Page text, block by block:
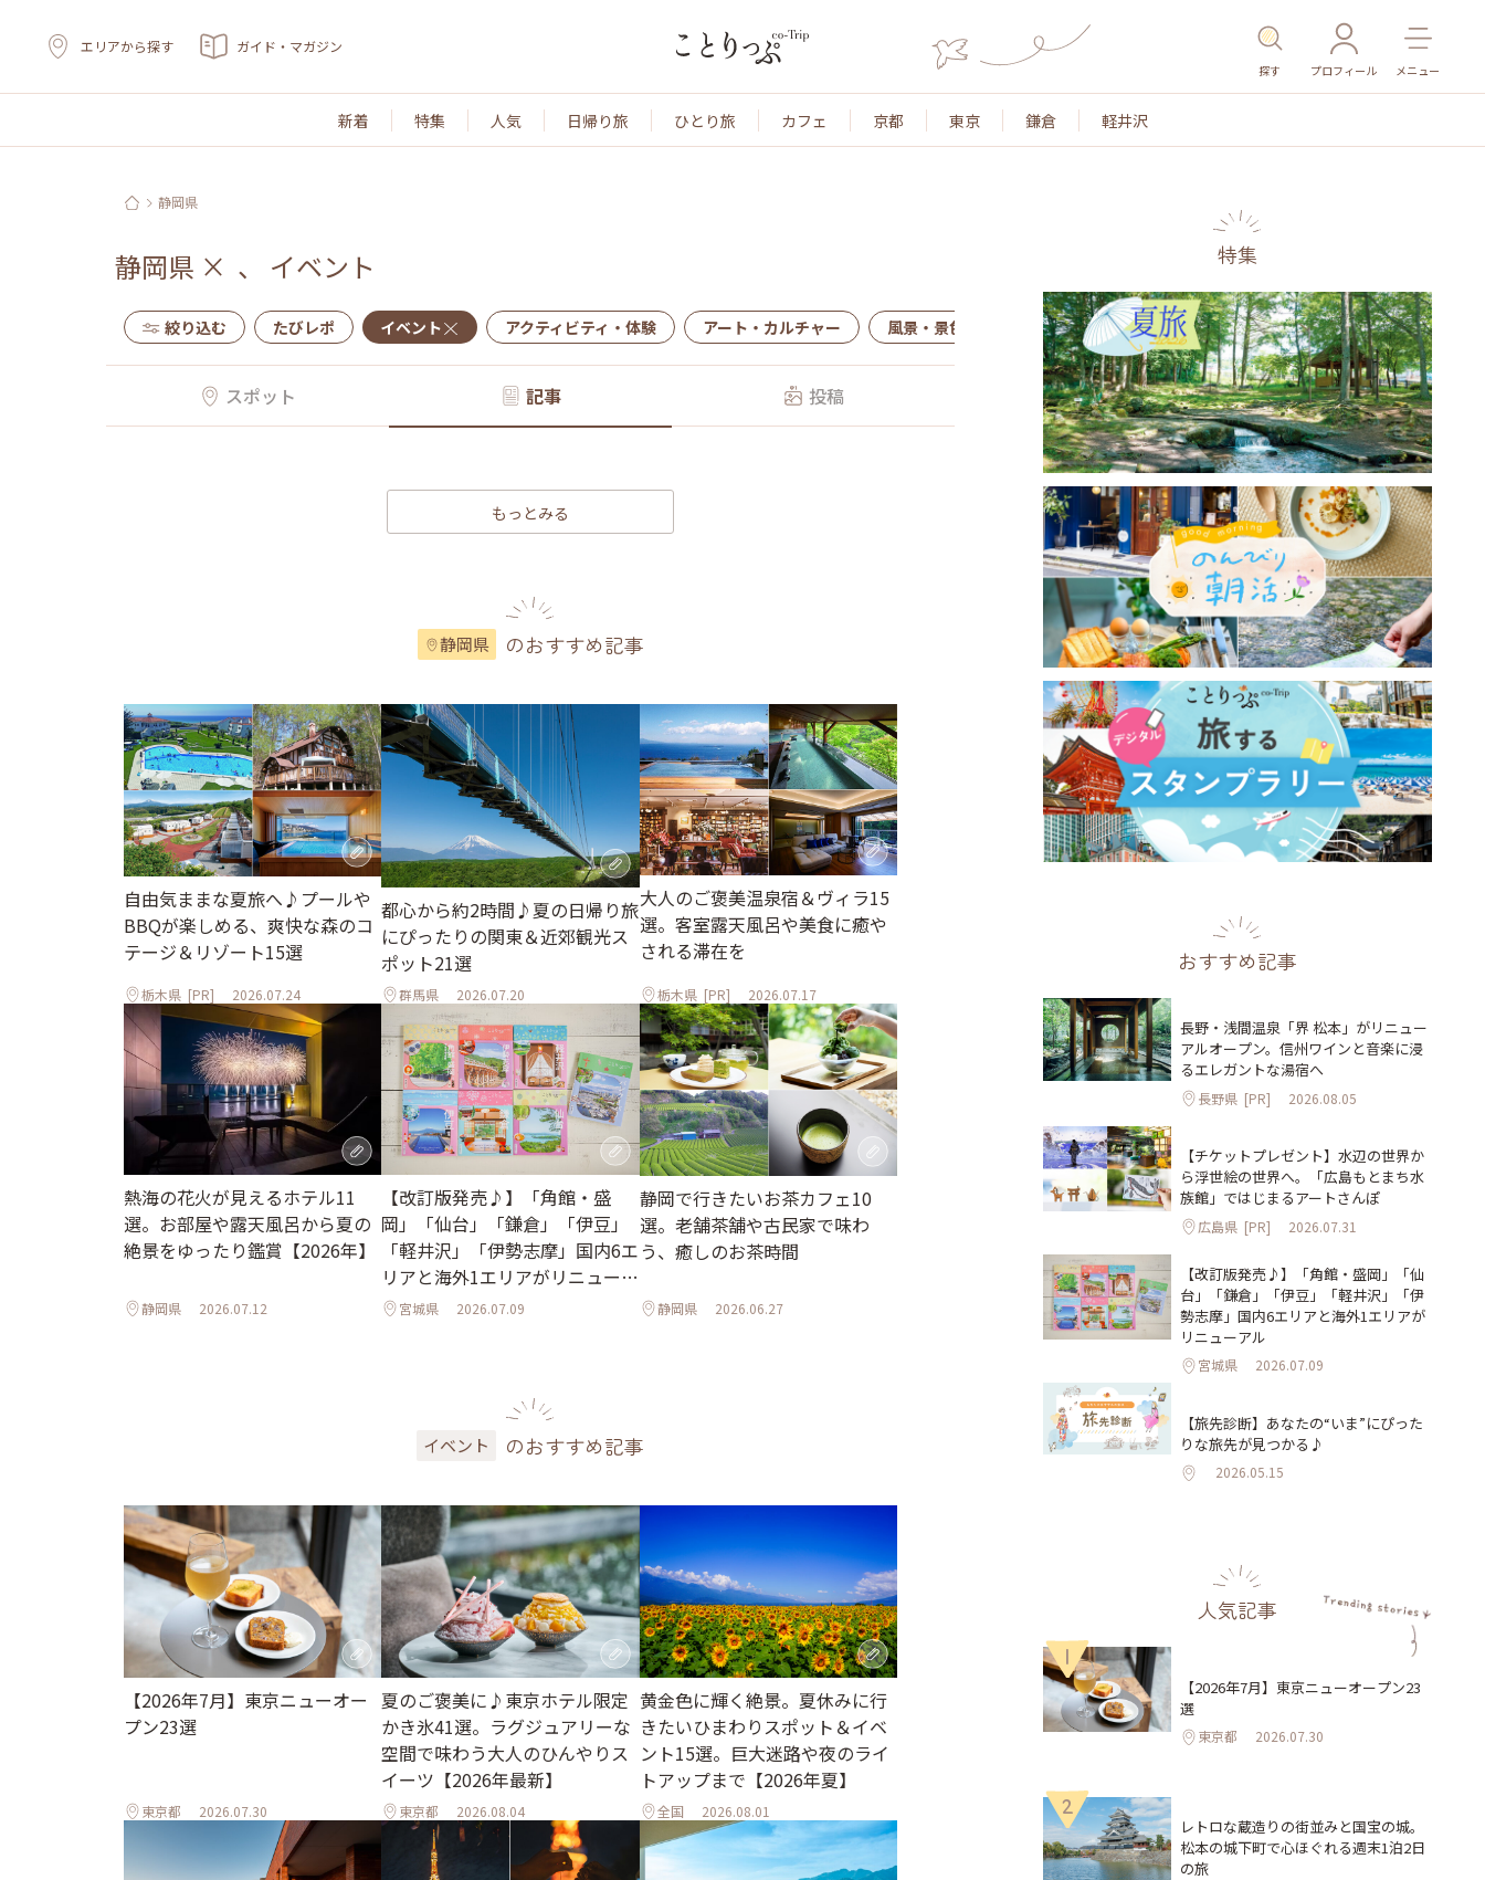
エリアから探す ガイド・マガジン
探す プロフィール メニュー
新着 特集 人気 日帰り旅 ひとり旅 カフェ 京都 東京 鎌倉 軽井沢
静岡県
静岡県 × 、 イベント
絞り込む たびレポ イベント アクティビティ・体験 アート・カルチャー 風景・景色 名所・旧跡 温泉・スパ その他施設 ごはん
スポット 記事 投稿
もっとみる
静岡県 のおすすめ記事
自由気ままな夏旅へ♪プールや
BBQが楽しめる、爽快な森のコ
テージ＆リゾート15選
栃木県 [PR] 2026.07.24
都心から約2時間♪夏の日帰り旅
にぴったりの関東＆近郊観光ス
ポット21選
群馬県 2026.07.20
大人のご褒美温泉宿＆ヴィラ15
選。客室露天風呂や美食に癒や
される滞在を
栃木県[PR] 2026.07.17
熱海の花火が見えるホテル11
選。お部屋や露天風呂から夏の
絶景をゆったり鑑賞【2026年】
静岡県 2026.07.12
【改訂版発売♪】「角館・盛
岡」「仙台」「鎌倉」「伊豆」
「軽井沢」「伊勢志摩」国内6エ
リアと海外1エリアがリニューア
ル宮城県 2026.07.09
静岡で行きたいお茶カフェ10
選。老舗茶舗や古民家で味わ
う、癒しのお茶時間
静岡県 2026.06.27
イベント のおすすめ記事
【2026年7月】東京ニューオー
プン23選
東京都 2026.07.30
夏のご褒美に♪東京ホテル限定
かき氷41選。ラグジュアリーな
空間で味わう大人のひんやりス
イーツ【2026年最新】
東京都 2026.08.04
黄金色に輝く絶景。夏休みに行
きたいひまわりスポット＆イベ
ント15選。巨大迷路や夜のライ
トアップまで【2026年夏】
全国 2026.08.01
特集
おすすめ記事
長野・浅間温泉「界 松本」がリニュー
アルオープン。信州ワインと音楽に浸
るエレガントな湯宿へ
長野県 [PR] 2026.08.05
【チケットプレゼント】水辺の世界か
ら浮世絵の世界へ。「広島もとまち水
族館」ではじまるアートさんぽ
広島県 [PR] 2026.07.31
【改訂版発売♪】「角館・盛岡」「仙
台」「鎌倉」「伊豆」「軽井沢」「伊
勢志摩」国内6エリアと海外1エリアが
リニューアル
宮城県 2026.07.09
【旅先診断】あなたの“いま”にぴった
りな旅先が見つかる♪
2026.05.15
人気記事
1
【2026年7月】東京ニューオープン23
選
東京都 2026.07.30
2
レトロな蔵造りの街並みと国宝の城。
松本の城下町で心ほぐれる週末1泊2日
の旅